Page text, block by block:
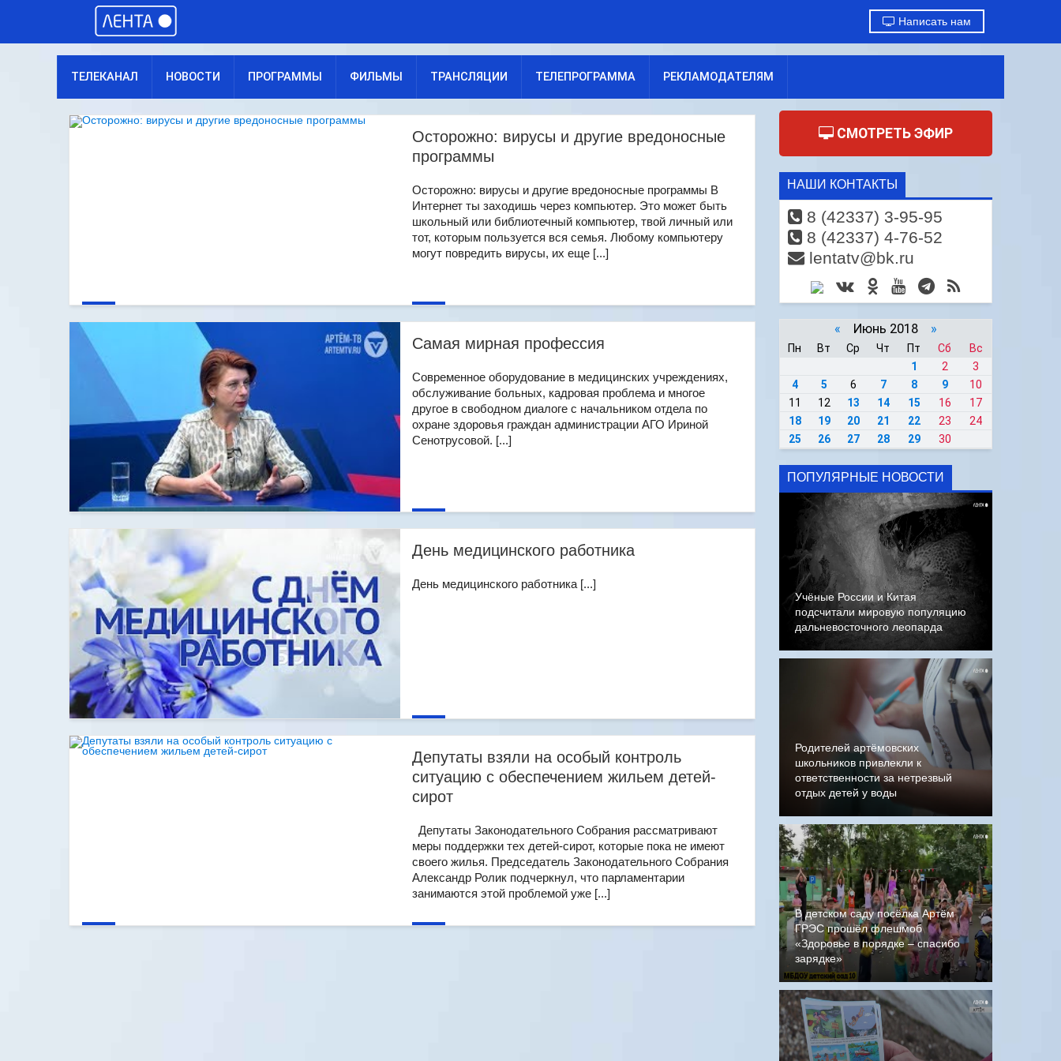
Написать нам
ТЕЛЕКАНАЛ НОВОСТИ ПРОГРАММЫ ФИЛЬМЫ ТРАНСЛЯЦИИ ТЕЛЕПРОГРАММА РЕКЛАМОДАТЕЛЯМ
Осторожно: вирусы и другие вредоносные
программы
Осторожно: вирусы и другие вредоносные программы В
Интернет ты заходишь через компьютер. Это может быть
школьный или библиотечный компьютер, твой личный или
тот, которым пользуется вся семья. Любому компьютеру
могут повредить вирусы, их еще [...]
Самая мирная профессия
Современное оборудование в медицинских учреждениях,
обслуживание больных, кадровая проблема и многое
другое в свободном диалоге с начальником отдела по
охране здоровья граждан администрации АГО Ириной
Сенотрусовой. [...]
День медицинского работника
День медицинского работника [...]
Депутаты взяли на особый контроль
ситуацию с обеспечением жильем детей-
сирот
Депутаты Законодательного Собрания рассматривают
меры поддержки тех детей-сирот, которые пока не имеют
своего жилья. Председатель Законодательного Собрания
Александр Ролик подчеркнул, что парламентарии
занимаются этой проблемой уже [...]
СМОТРЕТЬ ЭФИР
НАШИ КОНТАКТЫ
8 (42337) 3-95-95
8 (42337) 4-76-52
lentatv@bk.ru
« Июнь 2018 »
Пн Вт Ср Чт Пт Сб
Вс
1
2
3
4
5 6 7 8 9
10
11
12 13 14 15 16
17
18
19 20 21 22 23
24
25
26 27 28 29 30
ПОПУЛЯРНЫЕ НОВОСТИ
Учёные России и Китая
подсчитали мировую популяцию
дальневосточного леопарда
Родителей артёмовских
школьников привлекли к
ответственности за нетрезвый
отдых детей у воды
В детском саду посёлка Артём
ГРЭС прошёл флешмоб
«Здоровье в порядке – спасибо
зарядке»